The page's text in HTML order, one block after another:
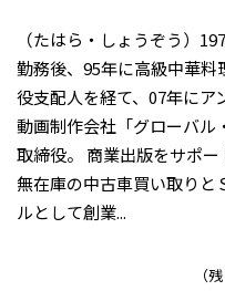
（たはら・しょうぞう）
勤務後、95年に高級中華
役支配人を経て、07年にア
動画制作会社「グローバル
取締役。 商業出版をサポ
無在庫の中古車買い取りと
ルとして創業...
（